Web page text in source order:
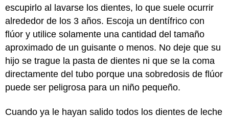
escupirlo al lavarse los dientes, lo que suele ocurrir
alrededor de los 3 años. Escoja un dentífrico con
flúor y utilice solamente una cantidad del tamaño
aproximado de un guisante o menos. No deje que su
hijo se trague la pasta de dientes ni que se la coma
directamente del tubo porque una sobredosis de flúor
puede ser peligrosa para un niño pequeño.
Cuando ya le hayan salido todos los dientes de leche